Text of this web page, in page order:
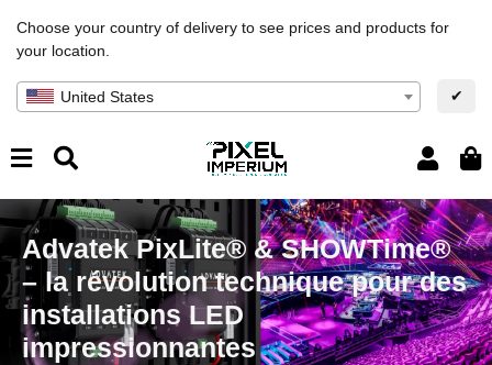
Choose your country of delivery to see prices and products for
your location.
United States ✔
Advatek PixLite® & SHOWTime®
– la révolution technique pour des
installations LED
impressionnantes